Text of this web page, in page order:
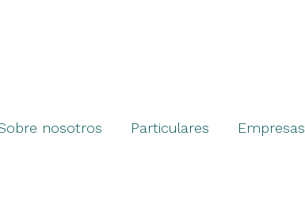
nosotros Particulares Empresas